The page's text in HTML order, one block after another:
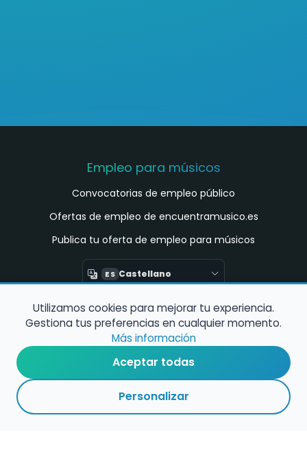
Empleo para músicos
Convocatorias de empleo público
Ofertas de empleo de encuentramusico.es
Publica tu oferta de empleo para músicos
ES Castellano
Encuentra Músico
Buscador de Músicos
Encuentra Pianista Acompañante
Asesoría para músicos y docentes
Utilizamos cookies para mejorar tu experiencia.
Gestiona tus preferencias en cualquier momento.
Más información
Aceptar todas
Personalizar